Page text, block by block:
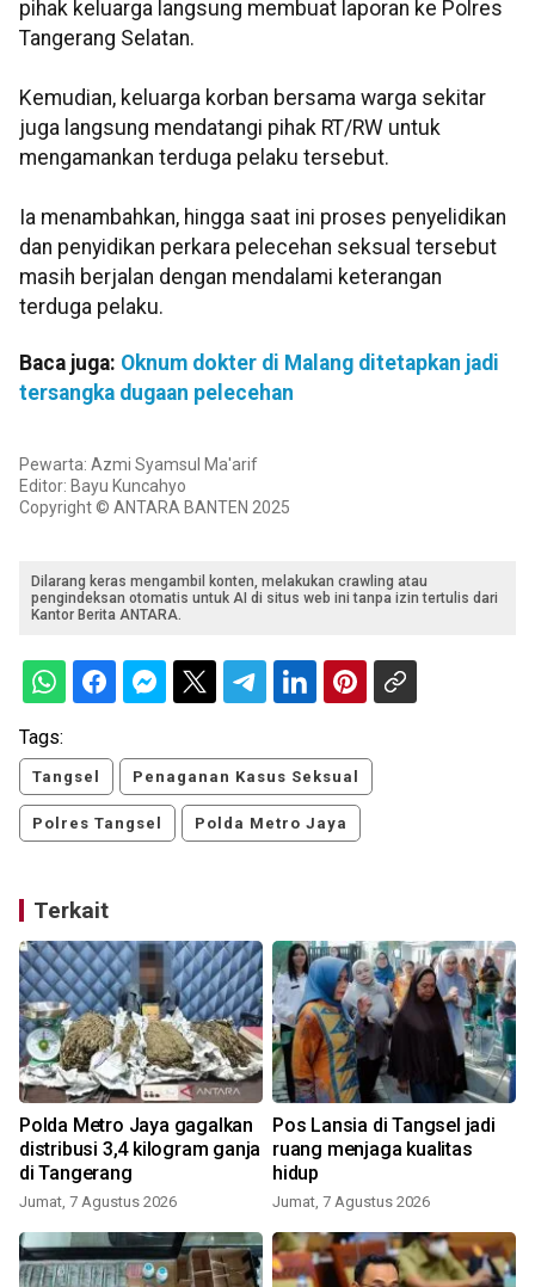
pihak keluarga langsung membuat laporan ke Polres
Tangerang Selatan.
Kemudian, keluarga korban bersama warga sekitar
juga langsung mendatangi pihak RT/RW untuk
mengamankan terduga pelaku tersebut.
Ia menambahkan, hingga saat ini proses penyelidikan
dan penyidikan perkara pelecehan seksual tersebut
masih berjalan dengan mendalami keterangan
terduga pelaku.
Baca juga: Oknum dokter di Malang ditetapkan jadi
tersangka dugaan pelecehan
Pewarta: Azmi Syamsul Ma'arif
Editor: Bayu Kuncahyo
Copyright © ANTARA BANTEN 2025
Dilarang keras mengambil konten, melakukan crawling atau
pengindeksan otomatis untuk AI di situs web ini tanpa izin tertulis dari
Kantor Berita ANTARA.
Tags:
Tangsel Penaganan Kasus Seksual
Polres Tangsel Polda Metro Jaya
Terkait
Polda Metro Jaya gagalkan
distribusi 3,4 kilogram ganja
di Tangerang
Jumat, 7 Agustus 2026
Pos Lansia di Tangsel jadi
ruang menjaga kualitas
hidup
Jumat, 7 Agustus 2026